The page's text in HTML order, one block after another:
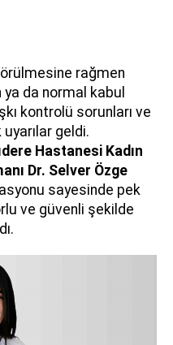
rağmen
da normal kabul
kontrolü sorunları ve
geldi.
Hastanesi Kadın
Dr. Selver Özge
sayesinde pek
ve güvenli şekilde